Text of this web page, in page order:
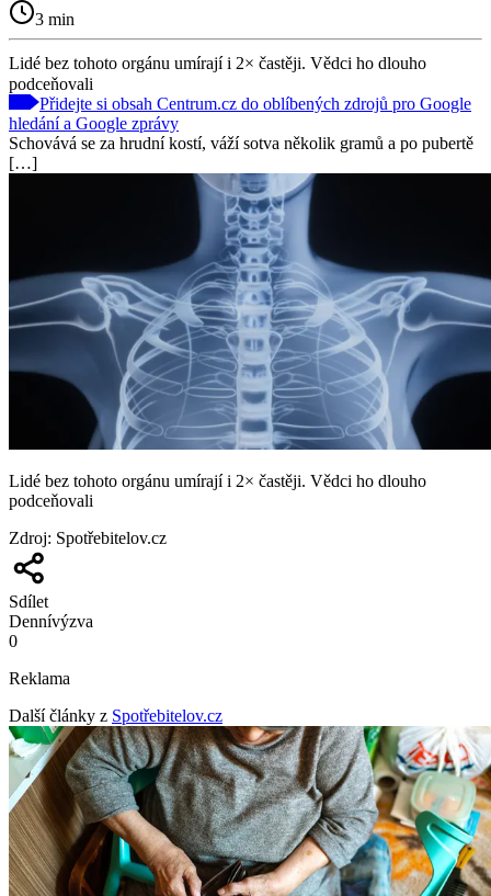
3 min
Lidé bez tohoto orgánu umírají i 2× častěji. Vědci ho dlouho
podceňovali
Přidejte si obsah Centrum.cz do oblíbených zdrojů pro Google
hledání a Google zprávy
Schovává se za hrudní kostí, váží sotva několik gramů a po pubertě
[…]
Lidé bez tohoto orgánu umírají i 2× častěji. Vědci ho dlouho
podceňovali
Zdroj: Spotřebitelov.cz
Sdílet
Dennívýzva
0
Reklama
Další články z Spotřebitelov.cz